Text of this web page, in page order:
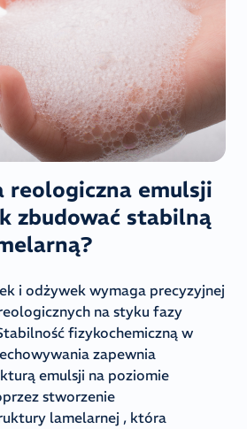
emulsji
zbudować stabilną
i odżywek wymaga precyzyjnej
na styku fazy
fizykochemiczną w
zapewnia
emulsji na poziomie
stworzenie
lamelarnej , która